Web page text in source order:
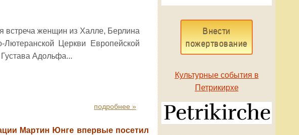
встреча женщин из Халле, Берлина
Церкви Европейской
Адольфа...
подробнее »
Мартин Юнге впервые посетил
Внести
пожертвование
Культурные события в
Петрикирхе